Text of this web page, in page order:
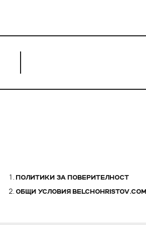
ПОЛИТИКИ ЗА ПОВЕРИТЕЛНОСТ
ОБЩИ УСЛОВИЯ BELCHOHRISTOV.COM